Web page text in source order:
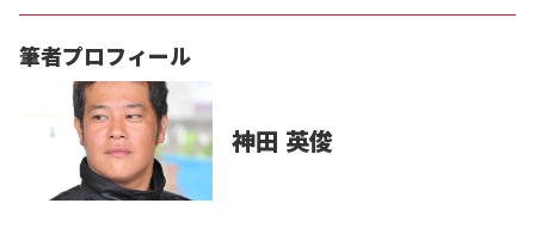
筆者プロフィール
神田 英俊